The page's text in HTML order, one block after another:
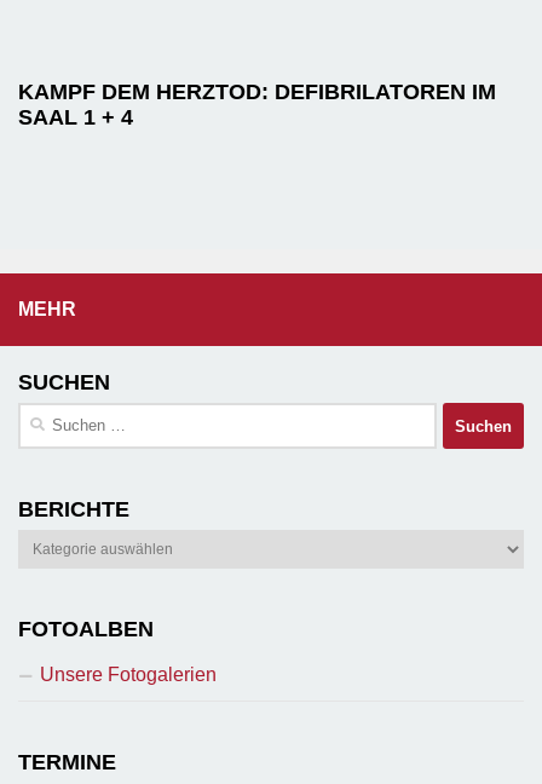
KAMPF DEM HERZTOD: DEFIBRILATOREN IM
SAAL 1 + 4
MEHR
SUCHEN
Suchen
BERICHTE
Berichte
FOTOALBEN
Unsere Fotogalerien
TERMINE